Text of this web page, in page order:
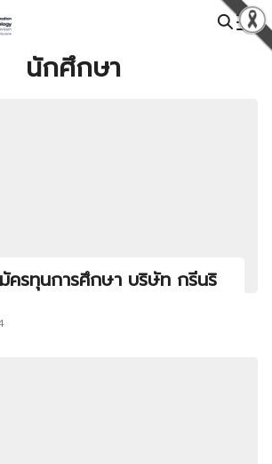
นักศึกษา
ครทุนการศึกษา บริษัท กรีนริ